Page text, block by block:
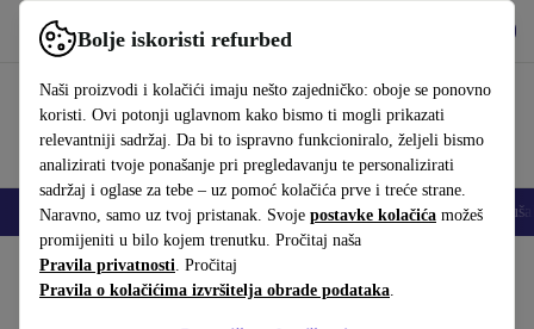
Bolje iskoristi refurbed
Naši proizvodi i kolačići imaju nešto zajedničko: oboje se ponovno
koristi. Ovi potonji uglavnom kako bismo ti mogli prikazati
relevantniji sadržaj. Da bi to ispravno funkcioniralo, željeli bismo
analizirati tvoje ponašanje pri pregledavanju te personalizirati
sadržaj i oglase za tebe – uz pomoć kolačića prve i treće strane.
Naravno, samo uz tvoj pristanak. Svoje postavke kolačića možeš
promijeniti u bilo kojem trenutku. Pročitaj naša
Pravila privatnosti. Pročitaj
Pravila o kolačićima izvršitelja obrade podataka.
Koristi refurbed brzo i jednostavno
Mobiteli Prijenosna računala Tableti Pametni satovi Dodaci
Početna stranica Proizvodi Pametni satovi
Honor Band 9 (2024)